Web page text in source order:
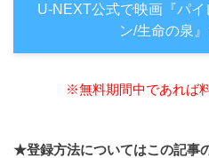
U-NEXT公式で映画『パ
ン/生命の泉
※無料期間中であれば
★登録方法についてはこの記事